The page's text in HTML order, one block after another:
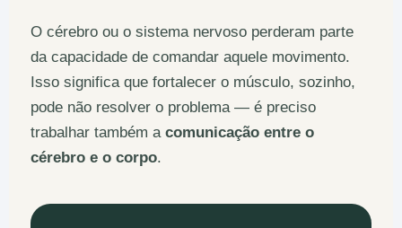
O cérebro ou o sistema nervoso perderam parte
da capacidade de comandar aquele movimento.
Isso significa que fortalecer o músculo, sozinho,
pode não resolver o problema — é preciso
trabalhar também a comunicação entre o
cérebro e o corpo.